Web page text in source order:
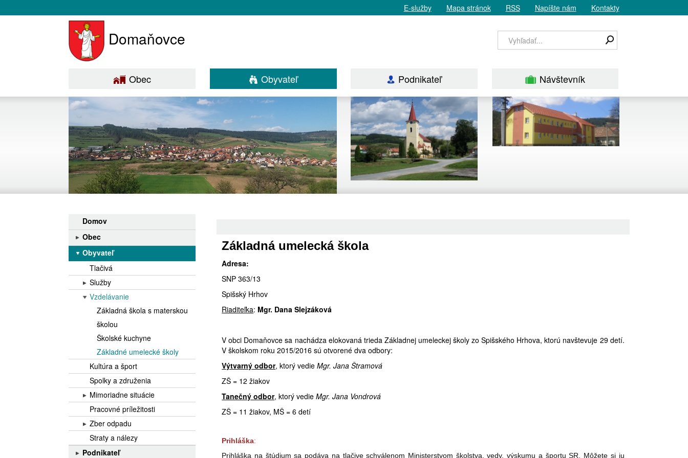
E-služby Mapa stránok RSS Napíšte nám Kontakty
Domaňovce
Obec Obyvateľ Podnikateľ Návštevník
Domov
Obec
O obci
História
Obecný úrad
Matrika
VZN, smernice a zásady
Oznamy
Úradná tabuľa
Dane a poplatky
Zmluvy, dohody, zverejnenia
zámeru predaja majetku obce
Dokumenty
Rozpočet
Záverečný účet obce
Územný plán obce
Výročné správy
Majetok obce
Dlžníci
Kontakty
Regionálny rozvoj
Obyvateľ
Tlačivá
Služby
Sociálne služby
Kaderníctvo
Cintorín
Pošta
Občianska vybavenosť
Cirkev
Vzdelávanie
Základná škola s materskou
školou
Školské kuchyne
Základné umelecké školy
Kultúra a šport
Spolky a združenia
Mimoriadne situácie
Hlásenia porúch
Ohlasovanie nehôd
Údržba ciest
Civilná ochrana
Pracovné príležitosti
Zber odpadu
Triedenie odpadu
Rozpisy
Straty a nálezy
Podnikateľ
Základná umelecká škola
Adresa:
SNP 363/13
Spišský Hrhov
Riaditeľka: Mgr. Dana Slejzáková
V obci Domaňovce sa nachádza elokovaná trieda Základnej umeleckej školy zo Spišského Hrhova, ktorú navštevuje 29 detí.
V školskom roku 2015/2016 sú otvorené dva odbory:
Výtvarný odbor, ktorý vedieMgr. Jana Štramová
ZŠ = 12 žiakov
Tanečný odbor, ktorý vedieMgr. Jana Vondrová
ZŠ = 11 žiakov, MŠ = 6 detí
Prihláška:
Prihláška na štúdium sa podáva na tlačive schválenom Ministerstvom školstva, vedy, výskumu a športu SR. Môžete si ju